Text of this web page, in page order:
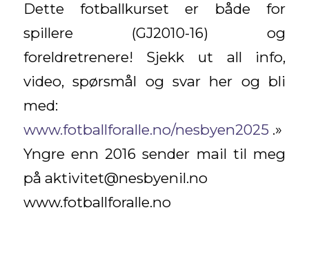
Dette fotballkurset er både for
spillere (GJ2010-16) og
foreldretrenere! Sjekk ut all info,
video, spørsmål og svar her og bli
med:
www.fotballforalle.no/nesbyen2025.»
Yngre enn 2016 sender mail til meg
på aktivitet@nesbyenil.no
www.fotballforalle.no